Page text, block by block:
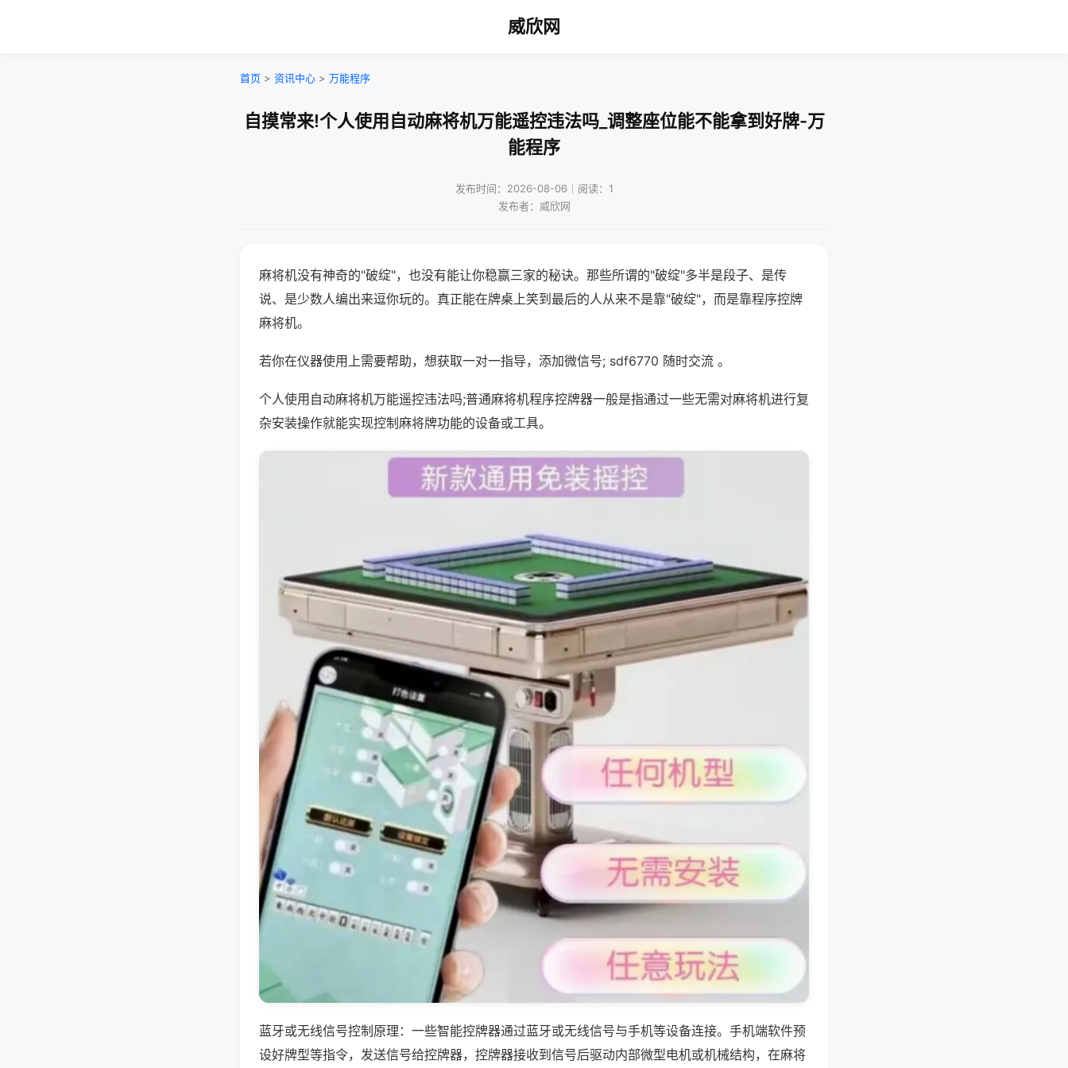
威欣网
首页 > 资讯中心 > 万能程序
自摸常来!个人使用自动麻将机万能遥控违法吗_调整座位能不能拿到好牌-万
能程序
发布时间：2026-08-06｜阅读：1
发布者：威欣网
麻将机没有神奇的"破绽"，也没有能让你稳赢三家的秘诀。那些所谓的"破绽"多半是段子、是传
说、是少数人编出来逗你玩的。真正能在牌桌上笑到最后的人从来不是靠"破绽"，而是靠程序控牌
麻将机。
若你在仪器使用上需要帮助，想获取一对一指导，添加微信号; sdf6770 随时交流 。
个人使用自动麻将机万能遥控违法吗;普通麻将机程序控牌器一般是指通过一些无需对麻将机进行复
杂安装操作就能实现控制麻将牌功能的设备或工具。
蓝牙或无线信号控制原理：一些智能控牌器通过蓝牙或无线信号与手机等设备连接。手机端软件预
设好牌型等指令，发送信号给控牌器，控牌器接收到信号后驱动内部微型电机或机械结构，在麻将